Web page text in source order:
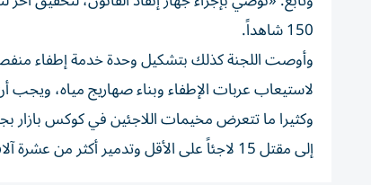
150 شاهداً.
وأوصت اللجنة كذلك بتشكيل وحدة خدمة إطفاء
لاستيعاب عربات الإطفاء وبناء صهاريج مياه،
إلى مقتل 15 لاجئاً على الأقل وتدمير أكثر من عشرة آلاف مأوى.